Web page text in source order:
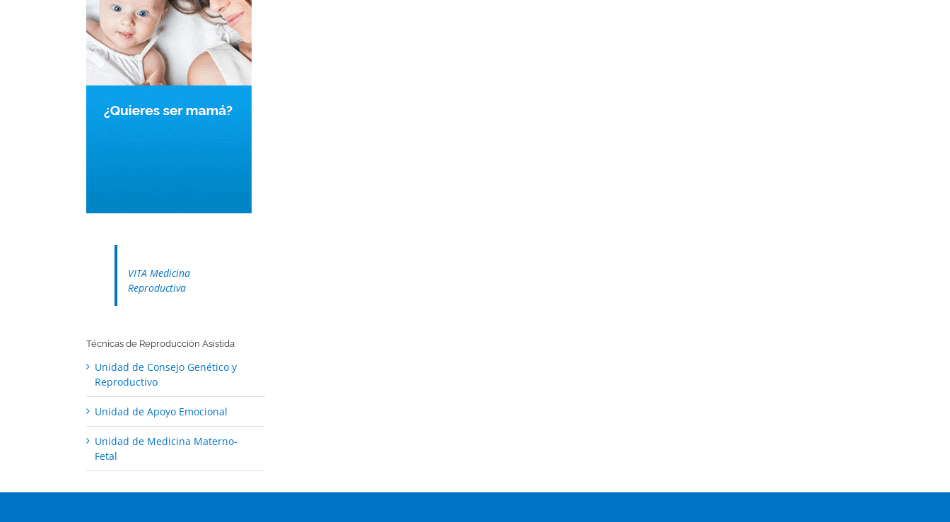
VITA Medicina
Reproductiva
Técnicas de Reproducción Asistida
Unidad de Consejo Genético y
Reproductivo
Unidad de Apoyo Emocional
Unidad de Medicina Materno-
Fetal